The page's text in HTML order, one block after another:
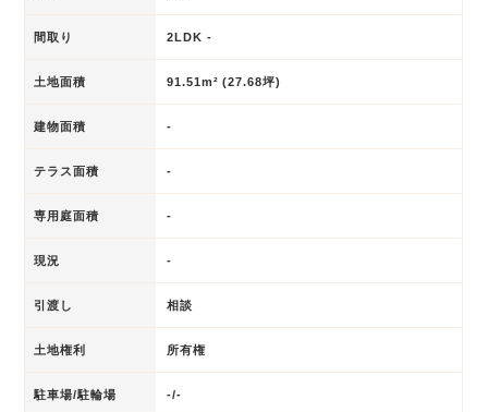
間取り 2LDK -
土地面積 91.51m² (27.68坪)
建物面積 -
テラス面積 -
専用庭面積 -
現況 -
引渡し 相談
土地権利 所有権
駐車場/駐輪場 -/-